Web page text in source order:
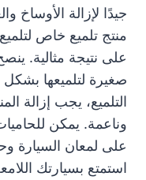
جيدًا لإزالة الأوساخ
منتج تلميع خاص
على نتيجة مثالية.
صغيرة لتلميعها
التلميع، يجب إزالة
وناعمة. يمكن
على لمعان السيارة
استمتع بسيارتك